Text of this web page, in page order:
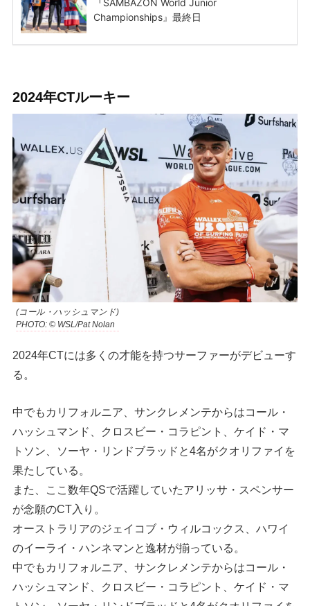
2024年CTルーキー
(コール・ハッシュマンド)
PHOTO: © WSL/Pat Nolan
2024年CTには多くの才能を持つサーファーがデビューす
る。
中でもカリフォルニア、サンクレメンテからはコール・
ハッシュマンド、クロスビー・コラピント、ケイド・マ
トソン、ソーヤ・リンドブラッドと4名がクオリファイを
果たしている。
また、ここ数年QSで活躍していたアリッサ・スペンサー
が念願のCT入り。
オーストラリアのジェイコブ・ウィルコックス、ハワイ
のイーライ・ハンネマンと逸材が揃っている。
中でもカリフォルニア、サンクレメンテからはコール・
ハッシュマンド、クロスビー・コラピント、ケイド・マ